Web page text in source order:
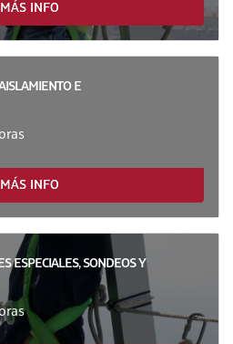
MÁS INFO
E
MÁS INFO
ESPECIALES, SONDEOS Y